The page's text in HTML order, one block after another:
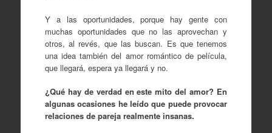
Y a las oportunidades, porque hay gente con
muchas oportunidades que no las aprovechan y
otros, al revés, que las buscan. Es que tenemos
una idea también del amor romántico de película,
que llegará, espera ya llegará y no.
¿Qué hay de verdad en este mito del amor? En
algunas ocasiones he leído que puede provocar
relaciones de pareja realmente insanas.